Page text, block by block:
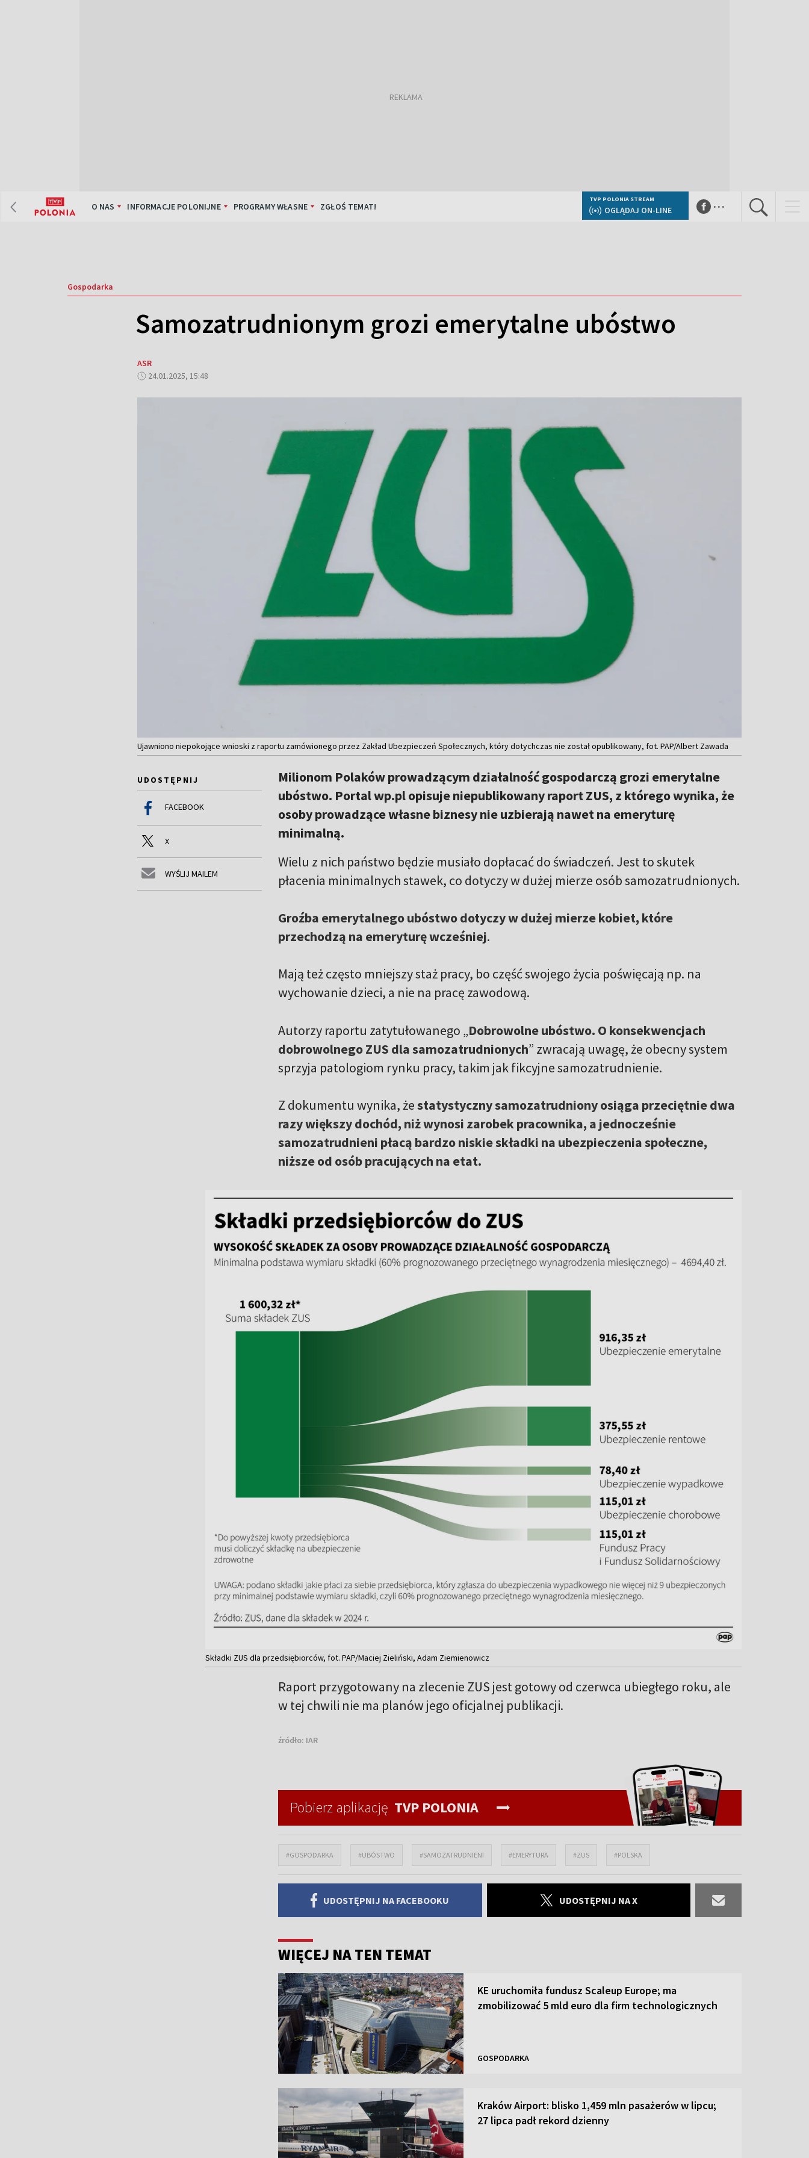
O NAS INFORMACJE POLONIJNE PROGRAMY WŁASNE ZGŁOŚ TEMAT!
TVP POLONIA STREAM
OGLĄDAJ ON-LINE ...
Gospodarka
Samozatrudnionym grozi emerytalne ubóstwo
ASR
24.01.2025, 15:48
Ujawniono niepokojące wnioski z raportu zamówionego przez Zakład Ubezpieczeń Społecznych, który dotychczas nie został opublikowany, fot. PAP/Albert Zawada
UDOSTĘPNIJ
FACEBOOK
X
WYŚLIJ MAILEM
Milionom Polaków prowadzącym działalność gospodarczą grozi emerytalne
ubóstwo. Portal wp.pl opisuje niepublikowany raport ZUS, z którego wynika, że
osoby prowadzące własne biznesy nie uzbierają nawet na emeryturę
minimalną.
Wielu z nich państwo będzie musiało dopłacać do świadczeń. Jest to skutek
płacenia minimalnych stawek, co dotyczy w dużej mierze osób samozatrudnionych.
Groźba emerytalnego ubóstwo dotyczy w dużej mierze kobiet, które
przechodzą na emeryturę wcześniej.
Mają też często mniejszy staż pracy, bo część swojego życia poświęcają np. na
wychowanie dzieci, a nie na pracę zawodową.
Autorzy raportu zatytułowanego „Dobrowolne ubóstwo. O konsekwencjach
dobrowolnego ZUS dla samozatrudnionych” zwracają uwagę, że obecny system
sprzyja patologiom rynku pracy, takim jak fikcyjne samozatrudnienie.
Z dokumentu wynika, żestatystyczny samozatrudniony osiąga przeciętnie dwa
razy większy dochód, niż wynosi zarobek pracownika, a jednocześnie
samozatrudnieni płacą bardzo niskie składki na ubezpieczenia społeczne,
niższe od osób pracujących na etat.
Składki ZUS dla przedsiębiorców, fot. PAP/Maciej Zieliński, Adam Ziemienowicz
Raport przygotowany na zlecenie ZUS jest gotowy od czerwca ubiegłego roku, ale
w tej chwili nie ma planów jego oficjalnej publikacji.
źródło: IAR
Pobierz aplikację TVP POLONIA
#GOSPODARKA #UBÓSTWO #SAMOZATRUDNIENI #EMERYTURA #ZUS #POLSKA
UDOSTĘPNIJ NA FACEBOOKU UDOSTĘPNIJ NA X
WIĘCEJ NA TEN TEMAT
KE uruchomiła fundusz Scaleup Europe; ma
zmobilizować 5 mld euro dla firm technologicznych
GOSPODARKA
Kraków Airport: blisko 1,459 mln pasażerów w lipcu;
27 lipca padł rekord dzienny